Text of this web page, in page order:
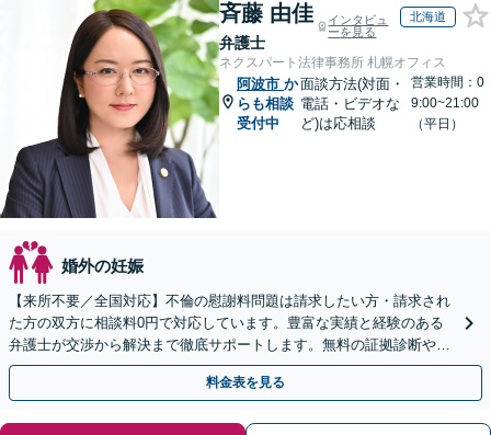
斉藤 由佳
弁護士
インタビュ
ーを見る
北海道
ネクスパート法律事務所 札幌オフィス
阿波市 か
らも相談
受付中
面談方法(対面・
電話・ビデオな
ど)は応相談
営業時間：0
9:00~21:00
（平日）
婚外の妊娠
【来所不要／全国対応】不倫の慰謝料問題は請求したい方・請求され
た方の双方に相談料0円で対応しています。豊富な実績と経験のある
弁護士が交渉から解決まで徹底サポートします。無料の証拠診断や着
手金の返還保証もありますので安心してご相談ください。
料金表を見る